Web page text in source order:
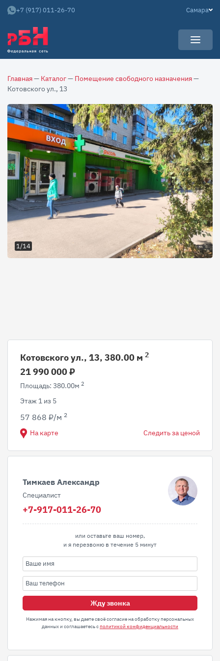
Арендаторам
Собственникам
НОВОСТИ
О КОМПАНИИ
О нас
Команда
Контакты
Отзывы
АРЕНДНЫЙ БИЗНЕС
+7 (917) 011-26-70 Самара
Главная— Каталог— Помещение свободного назначения—
Котовского ул., 13
1/14
Котовского ул., 13, 380.00 м 2
21 990 000 ₽
Площадь: 380.00м 2
Этаж 1 из 5
57 868 ₽/м 2
На карте Следить за ценой
Тимкаев Александр
Специалист
+7-917-011-26-70
или оставьте ваш номер,
и я перезвоню в течение 5 минут
Жду звонка
Нажимая на кнопку, вы даете своё согласие на обработку персональных
данных и соглашаетесь сполитикой конфиденциальности